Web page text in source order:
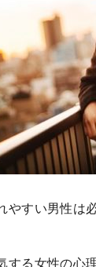
すい男性は
る女性の心